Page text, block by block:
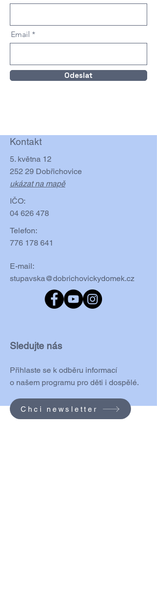
Email
Odeslat
Kontakt
5. května 12
252 29 Dobřichovice
ukázat na mapě
IČO:
04 626 478
Telefon:
776 178 641
E-mail:
stupavska@dobrichovickydomek.cz
Sledujte nás
Přihlaste se k odběru informací
o našem programu pro děti i dospělé.
Chci newsletter